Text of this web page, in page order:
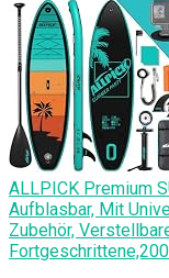
ALLPICK Premium
Aufblasbar, Mit
Zubehör,